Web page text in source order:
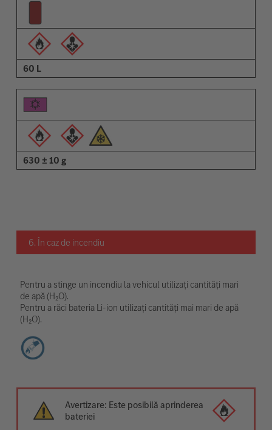
60 L
630 ± 10 g
6. În caz de incendiu
Pentru a stinge un incendiu la vehicul utilizați cantități mari
de apă (H₂O).
Pentru a răci bateria Li-ion utilizați cantități mai mari de apă
(H₂O).
Avertizare: Este posibilă aprinderea
bateriei